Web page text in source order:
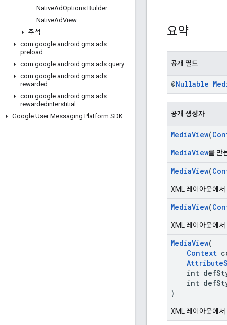
NativeAdOptions.Builder
NativeAdView
주석
com.google.android .gms.ads.
preload
com.google.android .gms.ads.query
com.google.android .gms.ads.
rewarded
com.google.android .gms.ads.
rewardedinterstitial
Google User Messaging Platform SDK
요약
공개 필드
@Nullable
공개 생성자
MediaView(
MediaView를 만
MediaView(
XML 레이아웃에서
MediaView(
XML 레이아웃에서
MediaView(
Context
int
int
)
XML 레이아웃에서